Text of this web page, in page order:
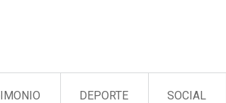
DEPORTE SOCIAL